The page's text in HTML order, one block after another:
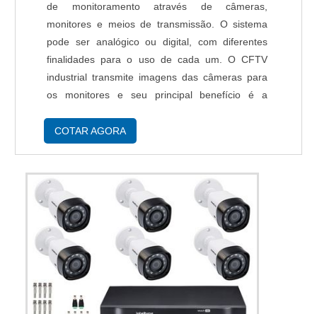
de monitoramento através de câmeras,
monitores e meios de transmissão. O sistema
pode ser analógico ou digital, com diferentes
finalidades para o uso de cada um. O CFTV
industrial transmite imagens das câmeras para
os monitores e seu principal benefício é a
Para a colocação de um CFTV para ambi...
COTAR AGORA